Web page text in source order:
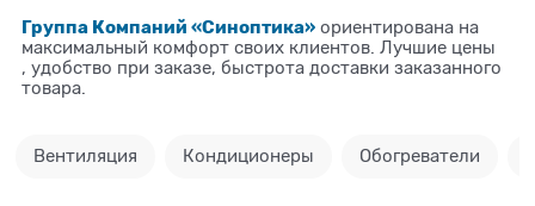
Группа Компаний «Синоптика» ориентирована на
максимальный комфорт своих клиентов. Лучшие цены
, удобство при заказе, быстрота доставки заказанного
товара.
Вентиляция Кондиционеры Обогреватели